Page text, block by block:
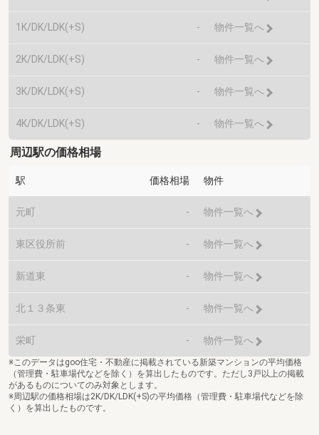
1K/DK/LDK(+S) - 物件一覧へ
2K/DK/LDK(+S) - 物件一覧へ
3K/DK/LDK(+S) - 物件一覧へ
4K/DK/LDK(+S) - 物件一覧へ
周辺駅の価格相場
駅 価格相場 物件
元町 - 物件一覧へ
東区役所前 - 物件一覧へ
新道東 - 物件一覧へ
北１３条東 - 物件一覧へ
栄町 - 物件一覧へ
※このデータはgoo住宅・不動産に掲載されている新築マンションの平均価格
（管理費・駐車場代などを除く）を算出したものです。ただし3戸以上の掲載
があるものについてのみ対象とします。
※周辺駅の価格相場は2K/DK/LDK(+S)の平均価格（管理費・駐車場代などを除
く）を算出したものです。